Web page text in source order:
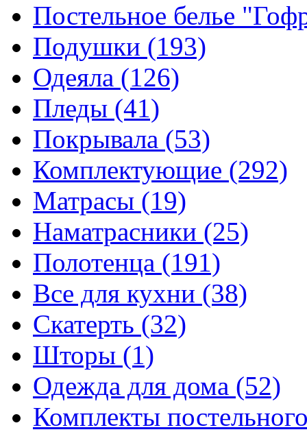
Постельное белье
Подушки (193)
Одеяла (126)
Пледы (41)
Покрывала (53)
Комплектующие (292)
Матрасы (19)
Наматрасники (25)
Полотенца (191)
Все для кухни (38)
Скатерть (32)
Шторы (1)
Одежда для дома (52)
Комплекты